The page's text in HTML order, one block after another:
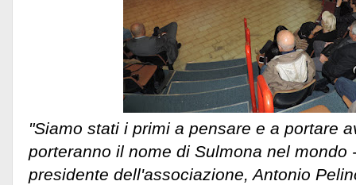
"Siamo stati i primi a pensare e a portare
porteranno il nome di Sulmona nel mondo
presidente dell'associazione, Antonio